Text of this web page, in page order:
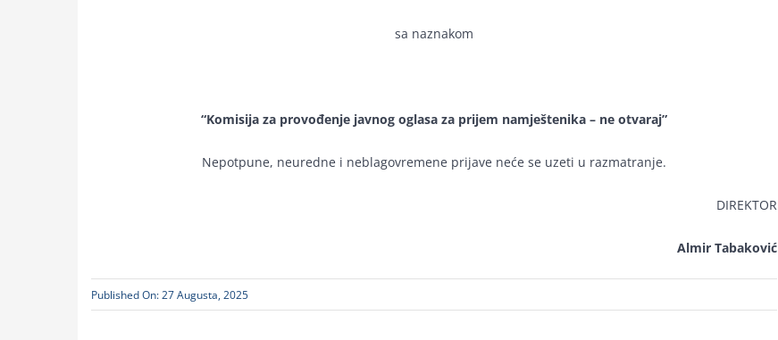
sa naznakom
“Komisija za provođenje javnog oglasa za prijem namještenika – ne otvaraj”
Nepotpune, neuredne i neblagovremene prijave neće se uzeti u razmatranje.
DIREKTOR
Almir Tabaković
Published On: 27 Augusta, 2025